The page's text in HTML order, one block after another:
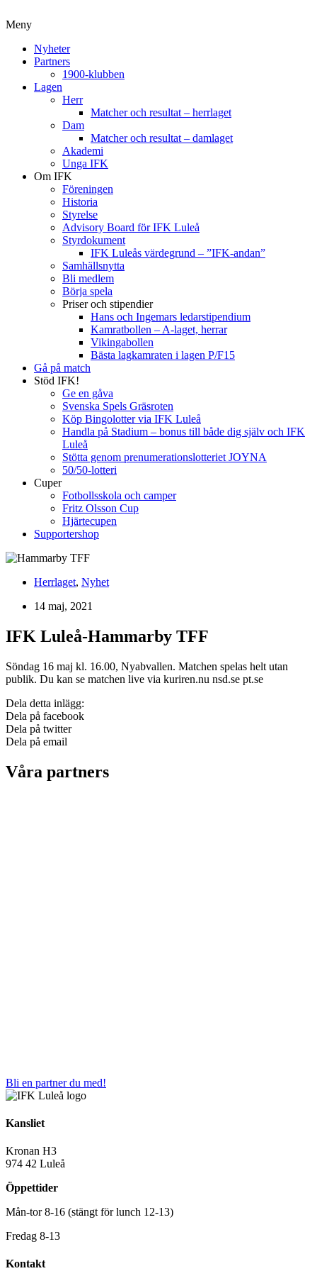
Meny
Nyheter
Partners
1900-klubben
Lagen
Herr
Matcher och resultat – herrlaget
Dam
Matcher och resultat – damlaget
Akademi
Unga IFK
Om IFK
Föreningen
Historia
Styrelse
Advisory Board för IFK Luleå
Styrdokument
IFK Luleås värdegrund – ”IFK-andan”
Samhällsnytta
Bli medlem
Börja spela
Priser och stipendier
Hans och Ingemars ledarstipendium
Kamratbollen – A-laget, herrar
Vikingabollen
Bästa lagkamraten i lagen P/F15
Gå på match
Stöd IFK!
Ge en gåva
Svenska Spels Gräsroten
Köp Bingolotter via IFK Luleå
Handla på Stadium – bonus till både dig själv och IFK
Luleå
Stötta genom prenumerationslotteriet JOYNA
50/50-lotteri
Cuper
Fotbollsskola och camper
Fritz Olsson Cup
Hjärtecupen
Supportershop
Herrlaget, Nyhet
14 maj, 2021
IFK Luleå-Hammarby TFF
Söndag 16 maj kl. 16.00, Nyabvallen. Matchen spelas helt utan
publik. Du kan se matchen live via kuriren.nu nsd.se pt.se
Dela detta inlägg:
Dela på facebook
Dela på twitter
Dela på email
Våra partners
Bli en partner du med!
Kansliet
Kronan H3
974 42 Luleå
Öppettider
Mån-tor 8-16 (stängt för lunch 12-13)
Fredag 8-13
Kontakt